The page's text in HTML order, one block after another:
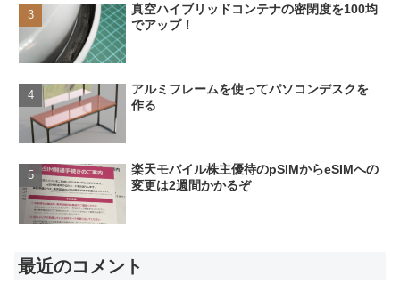
真空ハイブリッドコンテナの密閉度を100均
でアップ！
アルミフレームを使ってパソコンデスクを
作る
楽天モバイル株主優待のpSIMからeSIMへの
変更は2週間かかるぞ
最近のコメント